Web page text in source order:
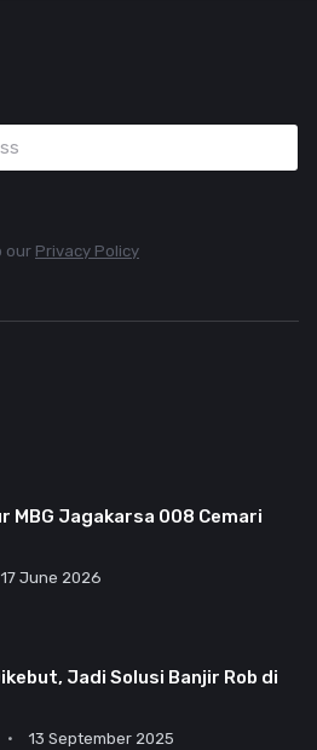
our Privacy Policy
MBG Jagakarsa 008 Cemari
17 June 2026
Jadi Solusi Banjir Rob di
13 September 2025